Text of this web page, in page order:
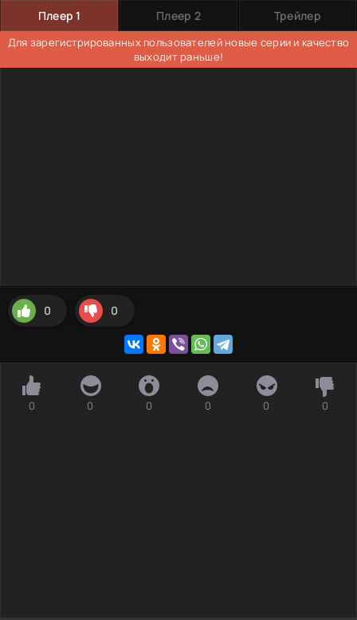
Плеер 1 Плеер 2 Трейлер
Для зарегистрированных пользователей новые серии и качество
выходит раньше!
0 0
0 0 0 0 0 0